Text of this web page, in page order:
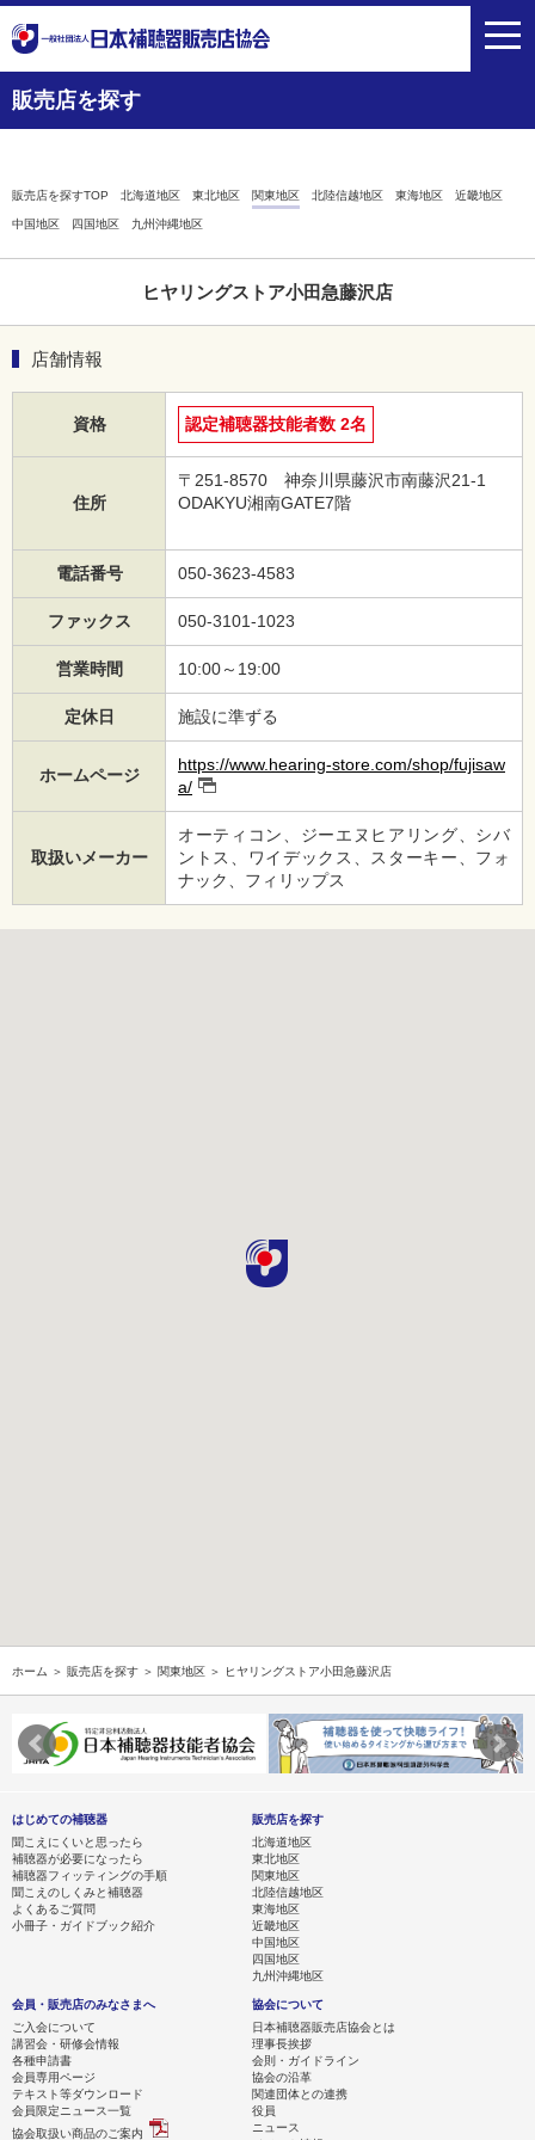
toggle
販売店を探す
販売店を探すTOP 北海道地区 東北地区 関東地区 北陸信越地区 東海地区 近畿地区
中国地区 四国地区 九州沖縄地区
ヒヤリングストア小田急藤沢店
店舗情報
資格 認定補聴器技能者数 2名
住所
〒251-8570 神奈川県藤沢市南藤沢21-1
ODAKYU湘南GATE7階
電話番号 050-3623-4583
ファックス 050-3101-1023
営業時間 10:00～19:00
定休日 施設に準ずる
ホームページ
https://www.hearing-store.com/shop/fujisaw
a/
取扱いメーカー
オーティコン、ジーエヌヒアリング、シバ
ントス、ワイデックス、スターキー、フォ
ナック、フィリップス
ホーム ＞ 販売店を探す ＞ 関東地区 ＞ ヒヤリングストア小田急藤沢店
はじめての補聴器
聞こえにくいと思ったら
補聴器が必要になったら
補聴器フィッティングの手順
聞こえのしくみと補聴器
よくあるご質問
小冊子・ガイドブック紹介
販売店を探す
北海道地区
東北地区
関東地区
北陸信越地区
東海地区
近畿地区
中国地区
四国地区
九州沖縄地区
会員・販売店のみなさまへ
ご入会について
講習会・研修会情報
各種申請書
会員専用ページ
テキスト等ダウンロード
会員限定ニュース一覧
協会取扱い商品のご案内
協会について
日本補聴器販売店協会とは
理事長挨拶
会則・ガイドライン
協会の沿革
関連団体との連携
役員
ニュース